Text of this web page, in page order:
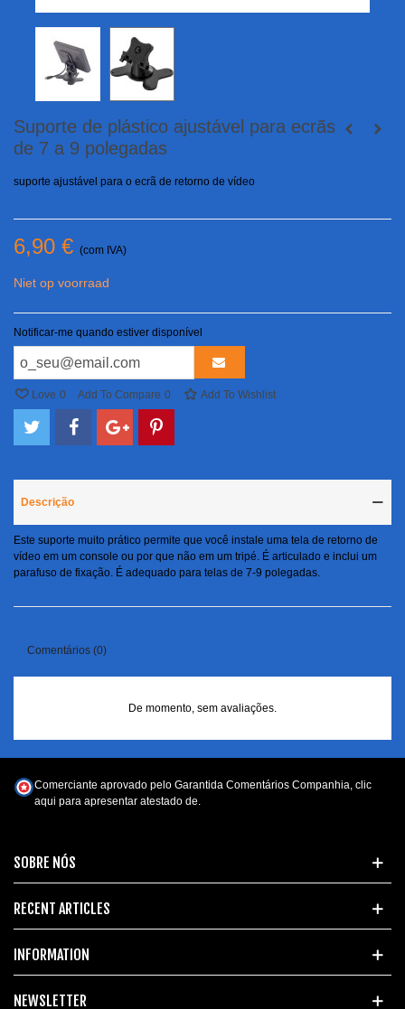
Suporte de plástico ajustável para ecrãs
de 7 a 9 polegadas
suporte ajustável para o ecrã de retorno de vídeo
6,90 € (com IVA)
Niet op voorraad
Notificar-me quando estiver disponível
Love 0 Add To Compare 0 Add To Wishlist
Descrição
Este suporte muito prático permite que você instale uma tela de retorno de
vídeo em um console ou por que não em um tripé. É articulado e inclui um
parafuso de fixação. É adequado para telas de 7-9 polegadas.
Comentários (0)
De momento, sem avaliações.
SOBRE NÓS
RECENT ARTICLES
INFORMATION
NEWSLETTER
Comerciante aprovado pelo Garantida Comentários Companhia, clic
aqui para apresentar atestado de.